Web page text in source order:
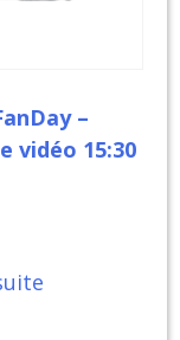
–
vidéo 15:30